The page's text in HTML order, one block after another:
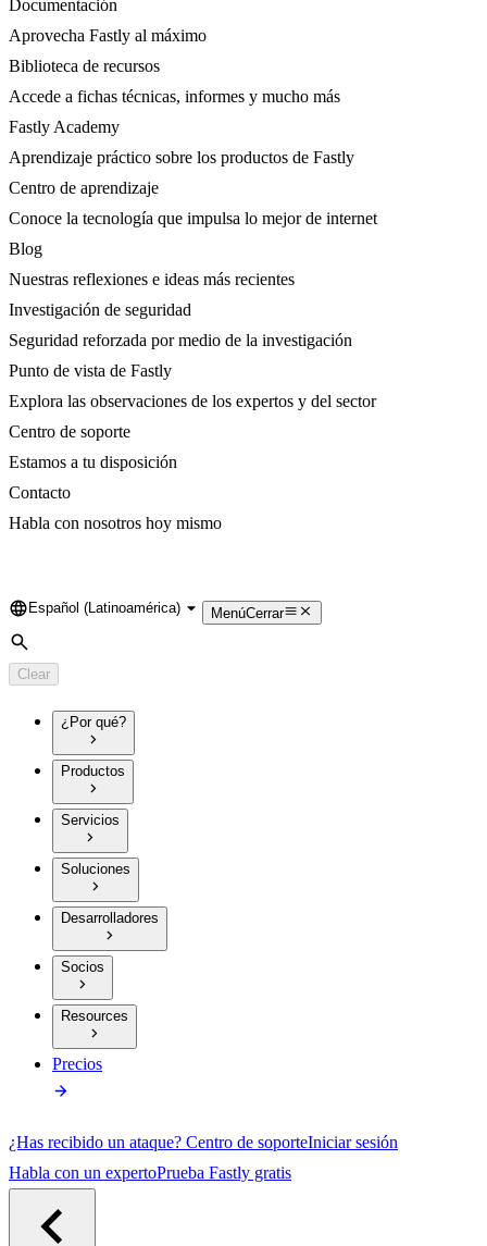
Documentación
Aprovecha Fastly al máximo
Biblioteca de recursos
Accede a fichas técnicas, informes y mucho más
Fastly Academy
Aprendizaje práctico sobre los productos de Fastly
Centro de aprendizaje
Conoce la tecnología que impulsa lo mejor de internet
Blog
Nuestras reflexiones e ideas más recientes
Investigación de seguridad
Seguridad reforzada por medio de la investigación
Punto de vista de Fastly
Explora las observaciones de los expertos y del sector
Centro de soporte
Estamos a tu disposición
Contacto
Habla con nosotros hoy mismo
Language
Español (Latinoamérica) MenúCerrar
Search
Clear
¿Por qué?
Productos
Servicios
Soluciones
Desarrolladores
Socios
Resources
Precios
¿Has recibido un ataque? Centro de soporteIniciar sesión
Habla con un expertoPrueba Fastly gratis